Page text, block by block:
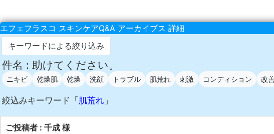
エフェフラスコ スキンケアQ&A アーカイブス 詳細
キーワードによる絞り込み
件名 : 助けてください。
ニキビ 乾燥肌 乾燥 洗顔 トラブル 肌荒れ 刺激 コンディション 改
絞込みキーワード「 肌荒れ 」
ご投稿者 : 千成 様